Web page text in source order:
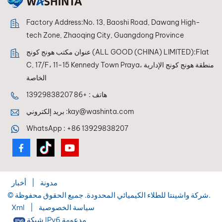
Factory Address:No. 13, Baoshi Road, Dawang High-
tech Zone, Zhaoqing City, Guangdong Province
عنوان مكتب هونج كونج (ALL GOOD (CHINA) LIMITED):Flat
C, 17/F، 11-15 Kennedy Town Praya، منطقة هونج كونج الإدارية
الخاصة
هاتف : +86 13929838207
بريد إلكتروني :kay@washinta.com
WhatsApp : +86 13929838207
مدونة
أخبار
© شركة واشينتا للطلاء الكيميائي المحدودة. جميع الحقوق محفوظة.
Xml
سياسة الخصوصية
شبكة IPv6 مدعومة